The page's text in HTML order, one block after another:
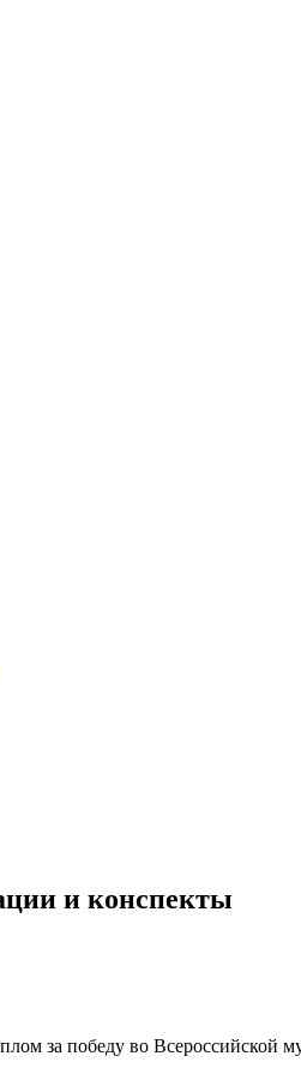
и конспекты
за победу во Всероссийской